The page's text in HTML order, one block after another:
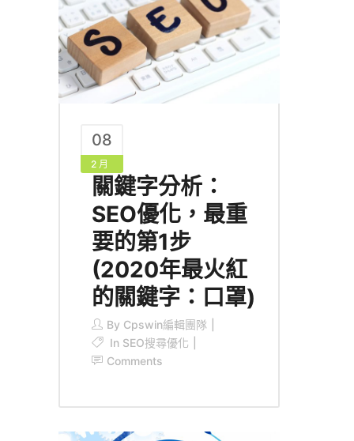
08
2 月
關鍵字分析：
SEO優化，最重
要的第1步
(2020年最火紅
的關鍵字：口罩)
By Cpswin編輯團隊
In SEO搜尋優化
Comments